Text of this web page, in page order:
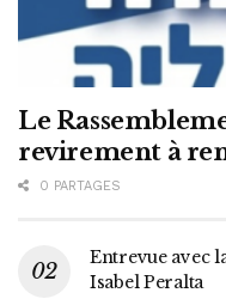
Le
revirement à
0 PARTAGES
Entrevue avec
Isabel Peralta